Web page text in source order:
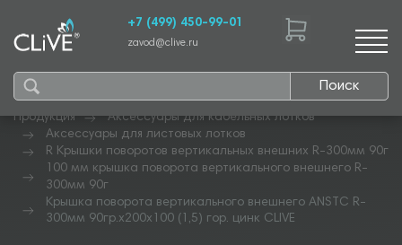
Поиск
+7 (499) 450-99-01
zavod@clive.ru
Продукция
Аксессуары для кабельных лотков
Аксессуары для листовых лотков
R Крышки поворотов вертикальных внешних R-300мм 90г
100 мм крышка поворота вертикального внешнего R-
300мм 90г
Крышка поворота вертикального внешнего ANSTC R-
300мм 90гр.х200х100 (1,5) гор. цинк CLIVE